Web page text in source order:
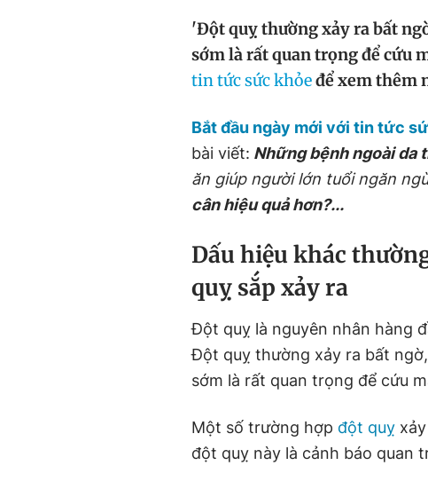
'Đột quỵ thường xảy ra bất
sớm là rất quan trọng để cứu
tin tức sức khỏeđể xem thêm
Bắt đầu ngày mới với tin tức
bài viết: Những bệnh ngoài da
ăn giúp người lớn tuổi ngăn
cân hiệu quả hơn?...
Dấu hiệu khác
quỵ sắp xảy ra
Đột quỵ là nguyên nhân hàng
Đột quỵ thường xảy ra bất
sớm là rất quan trọng để cứu
Một số trường hợp đột quỵ
đột quỵ này là cảnh báo quan